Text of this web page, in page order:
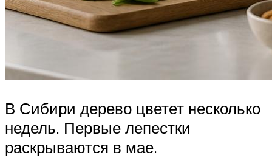
В Сибири дерево цветет несколько
недель. Первые лепестки
раскрываются в мае.